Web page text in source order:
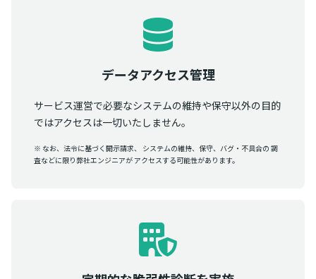
データアクセス管理
サービス運営で必要なシステムの維持や保守以外の目的
ではアクセスは一切いたしません。
※ なお、法令に基づく開示請求、 システムの維持、保守、バグ・不具合の 調
査などに限り弊社エンジニアが アクセスする可能性があります。